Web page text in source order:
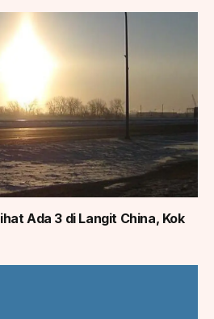
Ada 3 di Langit China, Kok